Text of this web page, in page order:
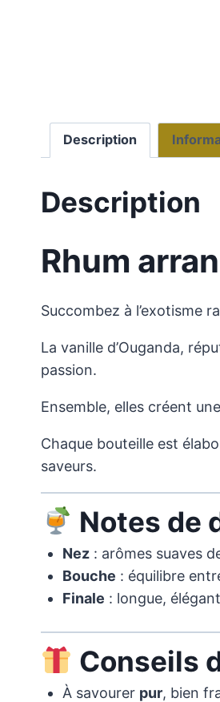
Description
Description
Rhum
Succombez à l’exotisme
La vanille d’Ouganda,
passion.
Ensemble, elles créent
Chaque bouteille est
saveurs.
Notes de
Nez : arômes suaves
Bouche : équilibre
Finale : longue,
Conseils
À savourer pur, bien